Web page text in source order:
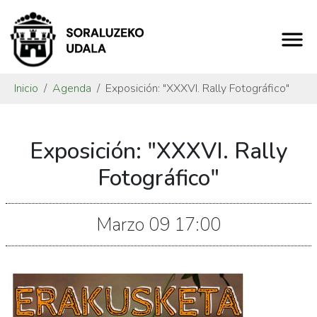
Inicio Agenda Exposición: "XXXVI. Rally Fotográfico"
xxxvi-
Exposición:
Rally
2026-
03-
Exposición: "XXXVI. Rally
Fotográfico"
Marzo 09 17:00